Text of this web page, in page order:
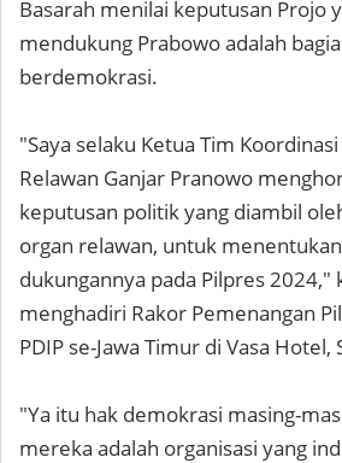
Basarah menilai keputusan Projo
mendukung Prabowo adalah
berdemokrasi.
"Saya selaku Ketua Tim
Relawan Ganjar Pranowo
keputusan politik yang diambil
organ relawan, untuk
dukungannya pada Pilpres 2024,"
menghadiri Rakor Pemenangan
PDIP se-Jawa Timur di Vasa Hotel,
"Ya itu hak demokrasi masing-
mereka adalah organisasi yang